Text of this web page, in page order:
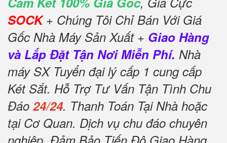
SOCK+ Chúng Tôi Chỉ Bán Với Giá
Gốc Nhà Máy Sản Xuất + Giao Hàng
và Lắp Đặt Tận Nơi Miễn Phí. Nhà
máy SX Tuyển đại lý cấp 1 cung cấp
Két Sắt. Hỗ Trợ Tư Vấn Tận Tình Chu
Đáo 24/24. Thanh Toán Tại Nhà hoặc
tại Cơ Quan. Dịch vụ chu đáo chuyên